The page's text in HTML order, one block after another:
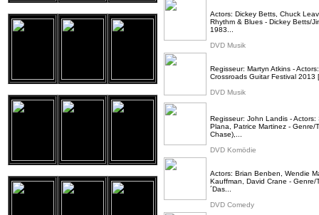
Actors: Dickey Betts, Chuck
Rhythm & Blues - Dickey Betts/
1983...
DVD Musik
Regisseur: Martyn Atkins -
Crossroads Guitar Festival 2013
DVD Musik
Regisseur: John Landis -
Plana, Patrice Martinez - Genre/
Chase),...
DVD Komödie
Actors: Brian Benben, Wendie
Kauffman, David Crane - Genre/
´Das...
DVD Comedy